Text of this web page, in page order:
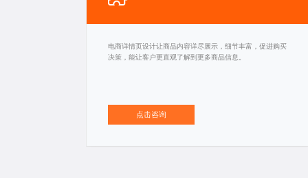
电商详情页设计让商品内容详尽展示，细节丰富，促进购买
决策，能让客户更直观了解到更多商品信息。
点击咨询